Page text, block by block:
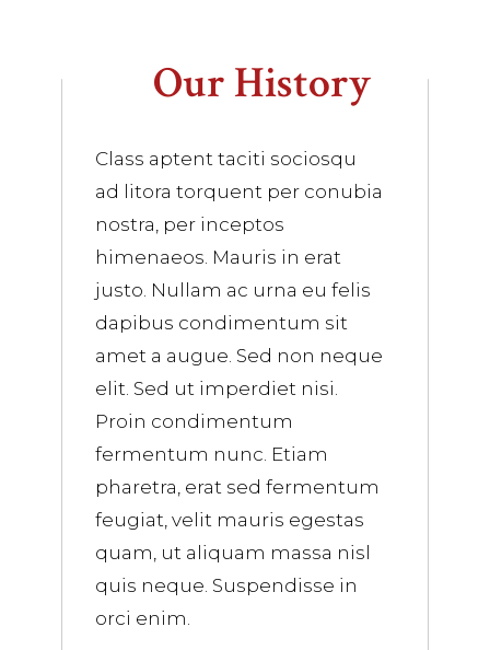
Our History
Class aptent taciti sociosqu
ad litora torquent per conubia
nostra, per inceptos
himenaeos. Mauris in erat
justo. Nullam ac urna eu felis
dapibus condimentum sit
amet a augue. Sed non neque
elit. Sed ut imperdiet nisi.
Proin condimentum
fermentum nunc. Etiam
pharetra, erat sed fermentum
feugiat, velit mauris egestas
quam, ut aliquam massa nisl
quis neque. Suspendisse in
orci enim.